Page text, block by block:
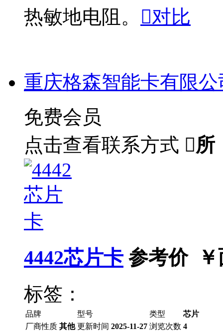
热敏地电阻。 对比
重庆格森智能卡有限公
免费会员
点击查看联系方式 所
4442芯片卡 参考价 ￥
标签：
品牌 型号 类型
芯片
厂商性质 其他 更新时间 2025-11-27 浏览次数 4